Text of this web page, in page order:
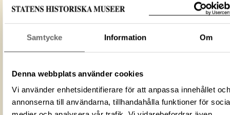
Samtycke Information Om
Denna webbplats använder cookies
Vi använder enhetsidentifierare för att anpassa innehållet och
annonserna till användarna, tillhandahålla funktioner för
Förmålsbenämning
Föremålsnummer 12383_LRK
Mediatyp
image/jpeg
LADDA NER MEDIA